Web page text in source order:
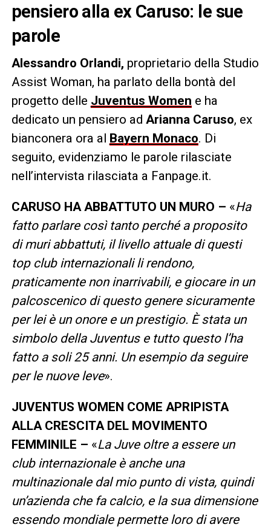
pensiero alla ex Caruso: le sue
parole
Alessandro Orlandi, proprietario della Studio
Assist Woman, ha parlato della bontà del
progetto delle Juventus Women e ha
dedicato un pensiero ad Arianna Caruso, ex
bianconera ora al Bayern Monaco. Di
seguito, evidenziamo le parole rilasciate
nell’intervista rilasciata a Fanpage.it.
CARUSO HA ABBATTUTO UN MURO – «Ha
fatto parlare così tanto perché a proposito
di muri abbattuti, il livello attuale di questi
top club internazionali li rendono,
praticamente non inarrivabili, e giocare in un
palcoscenico di questo genere sicuramente
per lei è un onore e un prestigio. È stata un
simbolo della Juventus e tutto questo l’ha
fatto a soli 25 anni. Un esempio da seguire
per le nuove leve».
JUVENTUS WOMEN COME APRIPISTA
ALLA CRESCITA DEL MOVIMENTO
FEMMINILE – «La Juve oltre a essere un
club internazionale è anche una
multinazionale dal mio punto di vista, quindi
un’azienda che fa calcio, e la sua dimensione
essendo mondiale permette loro di avere